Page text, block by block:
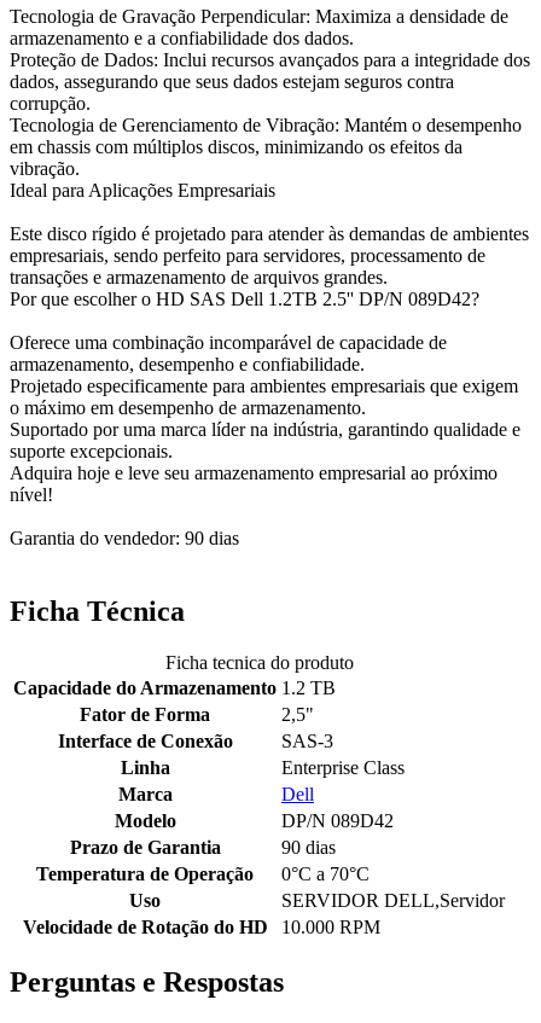
Tecnologia de Gravação Perpendicular: Maximiza a densidade de
armazenamento e a confiabilidade dos dados.
Proteção de Dados: Inclui recursos avançados para a integridade dos
dados, assegurando que seus dados estejam seguros contra
corrupção.
Tecnologia de Gerenciamento de Vibração: Mantém o desempenho
em chassis com múltiplos discos, minimizando os efeitos da
vibração.
Ideal para Aplicações Empresariais
Este disco rígido é projetado para atender às demandas de ambientes
empresariais, sendo perfeito para servidores, processamento de
transações e armazenamento de arquivos grandes.
Por que escolher o HD SAS Dell 1.2TB 2.5'' DP/N 089D42?
Oferece uma combinação incomparável de capacidade de
armazenamento, desempenho e confiabilidade.
Projetado especificamente para ambientes empresariais que exigem
o máximo em desempenho de armazenamento.
Suportado por uma marca líder na indústria, garantindo qualidade e
suporte excepcionais.
Adquira hoje e leve seu armazenamento empresarial ao próximo
nível!
Garantia do vendedor: 90 dias
Ficha Técnica
Ficha tecnica do produto
Capacidade do Armazenamento 1.2 TB
Fator de Forma
2,5"
Interface de Conexão
SAS-3
Linha
Enterprise Class
Marca
Dell
Modelo
DP/N 089D42
Prazo de Garantia
90 dias
Temperatura de Operação
0°C a 70°C
Uso
SERVIDOR DELL,Servidor
Velocidade de Rotação do HD
10.000 RPM
Perguntas e Respostas